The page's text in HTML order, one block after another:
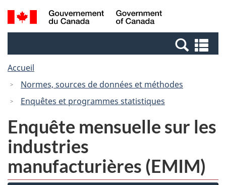
Passer
au
Passer
à
Canada
Recherche
et
et
Accueil
Normes, sources de données et méthodes
Enquêtes et programmes statistiques
Enquête mensuelle sur les
industries
manufacturières (EMIM)